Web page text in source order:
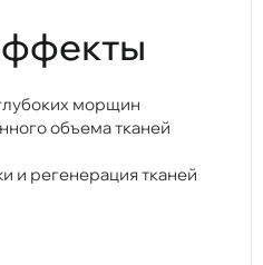
морщин
объема тканей
и регенерация тканей